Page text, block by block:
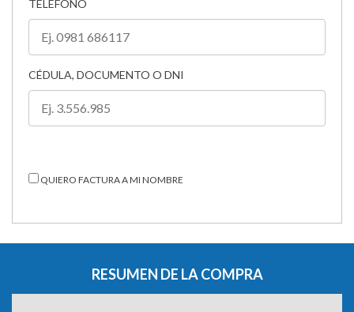
TELÉFONO
CÉDULA, DOCUMENTO O DNI
QUIERO FACTURA A MI NOMBRE
RESUMEN DE LA COMPRA